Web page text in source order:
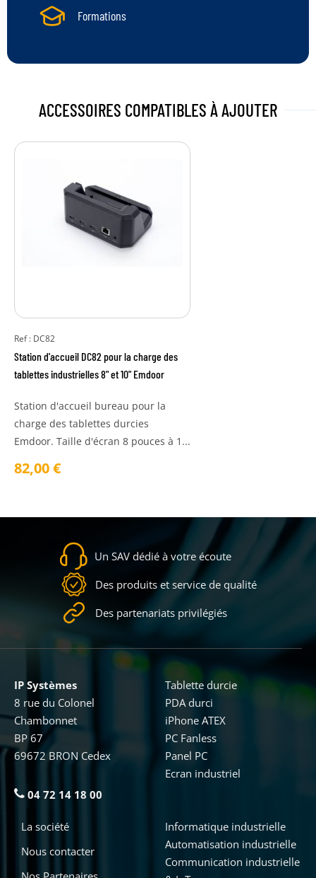
Formations
ACCESSOIRES COMPATIBLES À AJOUTER
Ref : DC82
Station d'accueil DC82 pour la charge des
tablettes industrielles 8" et 10" Emdoor
Station d'accueil bureau pour la
charge des tablettes durcies
Emdoor. Taille d'écran 8 pouces à 1...
82,00€
Un SAV dédié à votre écoute
Des produits et service de qualité
Des partenariats privilégiés
IP Systèmes
8 rue du Colonel
Chambonnet
BP 67
69672 BRON Cedex
04 72 14 18 00
Informatique industrielle
Automatisation industrielle
Communication industrielle
Tablette durcie
PDA durci
iPhone ATEX
PC Fanless
Panel PC
Ecran industriel
La société
Nous contacter